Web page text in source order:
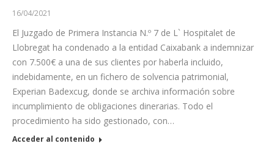
16/04/2021
El Juzgado de Primera Instancia N.º 7 de L` Hospitalet de
Llobregat ha condenado a la entidad Caixabank a indemnizar
con 7.500€ a una de sus clientes por haberla incluido,
indebidamente, en un fichero de solvencia patrimonial,
Experian Badexcug, donde se archiva información sobre
incumplimiento de obligaciones dinerarias. Todo el
procedimiento ha sido gestionado, con…
Acceder al contenido